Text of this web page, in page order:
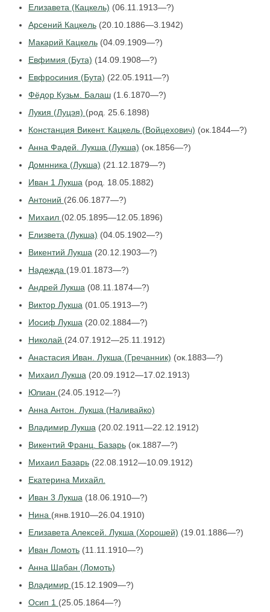
Елизавета (Кацкель) (06.11.1913—?)
Арсений Кацкель(20.10.1886—3.1942)
Макарий Кацкель(04.09.1909—?)
Евфимия (Бута) (14.09.1908—?)
Евфросиния (Бута) (22.05.1911—?)
Фёдор Кузьм. Балаш(1.6.1870—?)
Лукия (Луцэя) (род. 25.6.1898)
Констанция Викент. Кацкель (Войцехович) (ок.1844—?)
Анна Фадей. Лукша (Лукша) (ок.1856—?)
Домнника (Лукша) (21.12.1879—?)
Иван 1 Лукша(род. 18.05.1882)
Антоний (26.06.1877—?)
Михаил (02.05.1895—12.05.1896)
Елизвета (Лукша) (04.05.1902—?)
Викентий Лукша(20.12.1903—?)
Надежда (19.01.1873—?)
Андрей Лукша(08.11.1874—?)
Виктор Лукша(01.05.1913—?)
Иосиф Лукша(20.02.1884—?)
Николай (24.07.1912—25.11.1912)
Анастасия Иван. Лукша (Гречанник) (ок.1883—?)
Михаил Лукша(20.09.1912—17.02.1913)
Юлиан (24.05.1912—?)
Анна Антон. Лукша (Наливайко)
Владимир Лукша(20.02.1911—22.12.1912)
Викентий Франц. Базарь(ок.1887—?)
Михаил Базарь(22.08.1912—10.09.1912)
Екатерина Михайл.
Иван 3 Лукша(18.06.1910—?)
Нина (янв.1910—26.04.1910)
Елизавета Алексей. Лукша (Хорошей) (19.01.1886—?)
Иван Ломоть(11.11.1910—?)
Анна Шабан (Ломоть)
Владимир (15.12.1909—?)
Осип 1 (25.05.1864—?)